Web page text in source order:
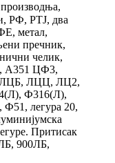
РФ, РТЈ, два
метал,
пречник,
челик,
А351 ЦФ3,
ЛЦЦ, ЛЦ2,
Ф316(Л),
легура 20,
Притисак
900ЛБ,